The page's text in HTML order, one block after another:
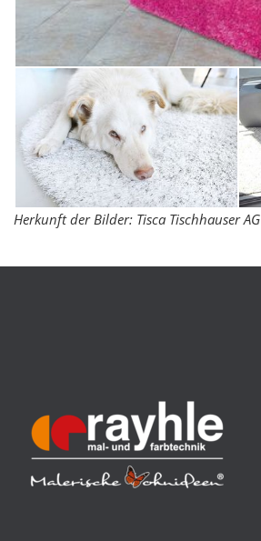
Herkunft der Bilder: Tisca Tischhauser AG